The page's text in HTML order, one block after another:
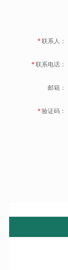
*联系人：
*联系电话：
邮箱：
*验证码：